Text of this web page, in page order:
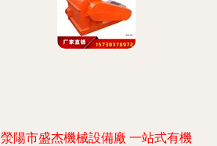
滎陽市盛杰機械設備廠 一站式有機